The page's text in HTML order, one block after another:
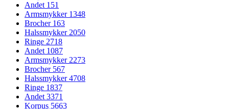
Andet 151
Armsmykker 1348
Brocher 163
Halssmykker 2050
Ringe 2718
Andet 1087
Armsmykker 2273
Brocher 567
Halssmykker4708
Ringe 1837
Andet 3371
Korpus 5663